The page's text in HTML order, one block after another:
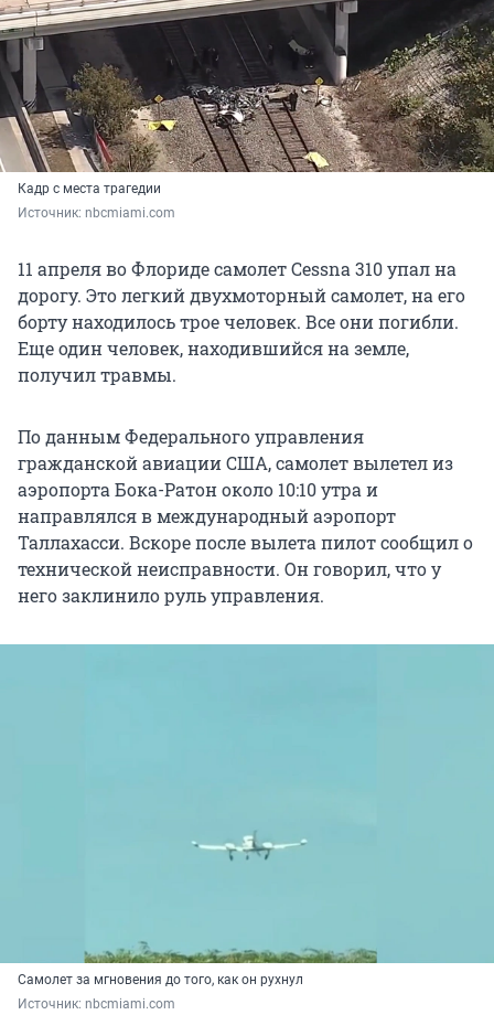
Кадр с места трагедии
Источник: nbcmiami.com
11 апреля во Флориде самолет Cessna 310 упал на
дорогу. Это легкий двухмоторный самолет, на его
борту находилось трое человек. Все они погибли.
Еще один человек, находившийся на земле,
получил травмы.
По данным Федерального управления
гражданской авиации США, самолет вылетел из
аэропорта Бока-Ратон около 10:10 утра и
направлялся в международный аэропорт
Таллахасси. Вскоре после вылета пилот сообщил о
технической неисправности. Он говорил, что у
него заклинило руль управления.
Самолет за мгновения до того, как он рухнул
Источник: nbcmiami.com